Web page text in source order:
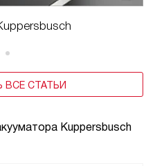
Kuppersbusch
ВСЕ СТАТЬИ